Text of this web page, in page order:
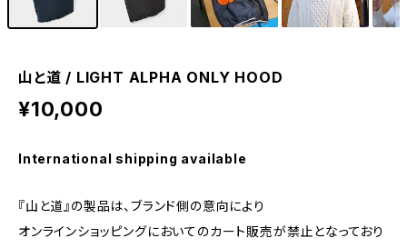
山と道 / LIGHT ALPHA ONLY HOOD
¥10,000
International shipping available
『山と道』の製品は、ブランド側の意向により
オンラインショッピングにおいてのカート販売が禁止となっており